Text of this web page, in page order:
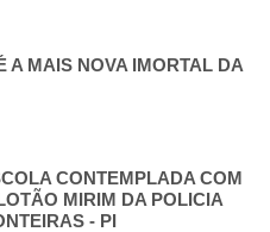
A MAIS NOVA IMORTAL DA
CONTEMPLADA COM
MIRIM DA POLICIA
- PI